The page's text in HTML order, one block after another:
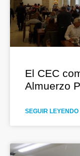
El CEC
Almuerzo
SEGUIR LEYENDO